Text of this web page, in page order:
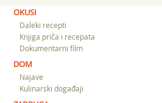
OKUSI
Daleki recepti
Knjiga priča i recepata
Dokumentarni film
DOM
Najave
Kulinarski događaji